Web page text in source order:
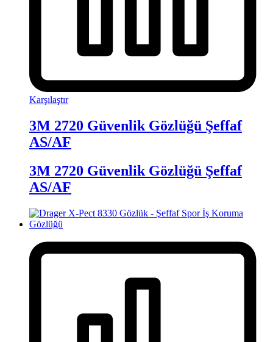
Karşılaştır
3M 2720 Güvenlik Gözlüğü Şeffaf
AS/AF
3M 2720 Güvenlik Gözlüğü Şeffaf
AS/AF